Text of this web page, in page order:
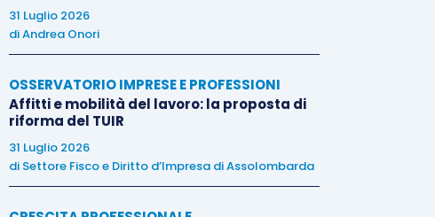
31 Luglio 2026
diAndrea Onori
OSSERVATORIO IMPRESE E PROFESSIONI
Affitti e mobilità del lavoro: la proposta di
riforma del TUIR
31 Luglio 2026
di Settore Fisco e Diritto d’Impresa di Assolombarda